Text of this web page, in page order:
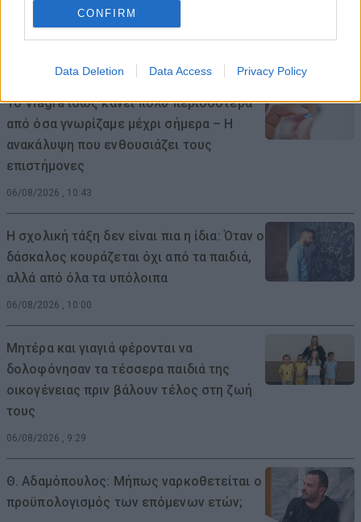
CONFIRM
Data Deletion Data Access Privacy Policy
κινηματογραφικές προτάσεις για μικρούς
και μεγάλους
Το Viagra ίσως κάνει πολύ περισσότερα
από όσα γνωρίζαμε μέχρι σήμερα – Η
ανακάλυψη που ενθουσιάζει τους
επιστήμονες
06/08/2026 , 10:43
Η σχολική τάξη δεν είναι πια η ίδια: Όταν ο
δάσκαλος κουράζεται όχι από τα παιδιά,
αλλά από όλα τα υπόλοιπα
06/08/2026 , 10:00
Μητέρα και γιαγιά φέρονται να
δολοφόνησαν τα τέσσερα παιδιά της
οικογένειας πριν βάλουν τέλος στη ζωή
τους
06/08/2026 , 9:29
Θ. Αδαμόπουλος: Μήπως ναρκοθετείται ο
προϋπολογισμός των επόμενων ετών;